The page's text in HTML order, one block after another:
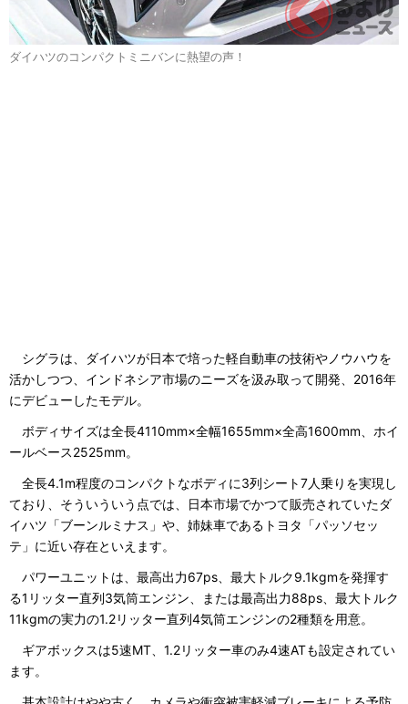
ダイハツのコンパクトミニバンに熱望の声！
シグラは、ダイハツが日本で培った軽自動車の技術やノウハウを
活かしつつ、インドネシア市場のニーズを汲み取って開発、2016年
にデビューしたモデル。
ボディサイズは全長4110mm×全幅1655mm×全高1600mm、ホイ
ールベース2525mm。
全長4.1m程度のコンパクトなボディに3列シート7人乗りを実現し
ており、そういういう点では、日本市場でかつて販売されていたダ
イハツ「ブーンルミナス」や、姉妹車であるトヨタ「パッソセッ
テ」に近い存在といえます。
パワーユニットは、最高出力67ps、最大トルク9.1kgmを発揮す
る1リッター直列3気筒エンジン、または最高出力88ps、最大トルク
11kgmの実力の1.2リッター直列4気筒エンジンの2種類を用意。
ギアボックスは5速MT、1.2リッター車のみ4速ATも設定されてい
ます。